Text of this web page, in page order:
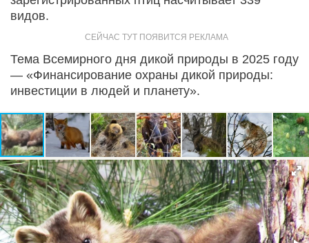
видов.
Тема Всемирного дня дикой природы в 2025 году
— «Финансирование охраны дикой природы:
инвестиции в людей и планету».